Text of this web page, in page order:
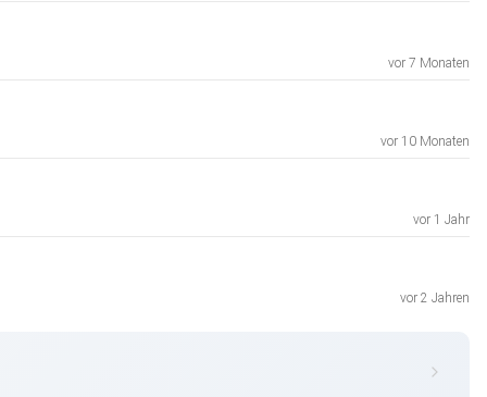
vor 7 Monaten
vor 10 Monaten
vor 1 Jahr
vor 2 Jahren